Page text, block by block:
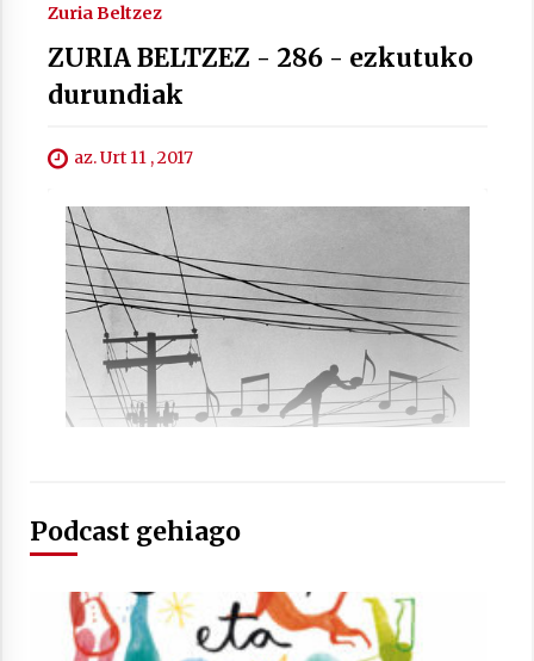
Arrosaren 20 urteez
Arrosaren 20 urteez
2021/07/03
2021/07/01
Zuria Beltzez
ZURIA BELTZEZ - 286 - ezkutuko
durundiak
az. Urt 11 , 2017
Podcast gehiago